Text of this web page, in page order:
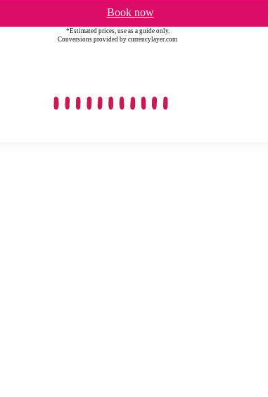
Book now
*Estimated prices, use as a guide only.
Conversions provided by currencylayer.com